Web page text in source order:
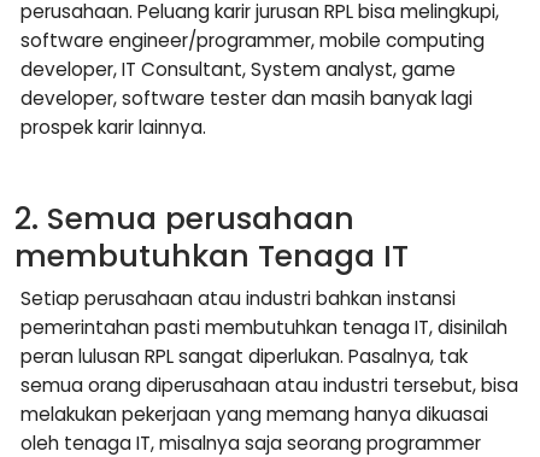
perusahaan. Peluang karir jurusan RPL bisa melingkupi,
software engineer/programmer, mobile computing
developer, IT Consultant, System analyst, game
developer, software tester dan masih banyak lagi
prospek karir lainnya.
2. Semua perusahaan
membutuhkan Tenaga IT
Setiap perusahaan atau industri bahkan instansi
pemerintahan pasti membutuhkan tenaga IT, disinilah
peran lulusan RPL sangat diperlukan. Pasalnya, tak
semua orang diperusahaan atau industri tersebut, bisa
melakukan pekerjaan yang memang hanya dikuasai
oleh tenaga IT, misalnya saja seorang programmer